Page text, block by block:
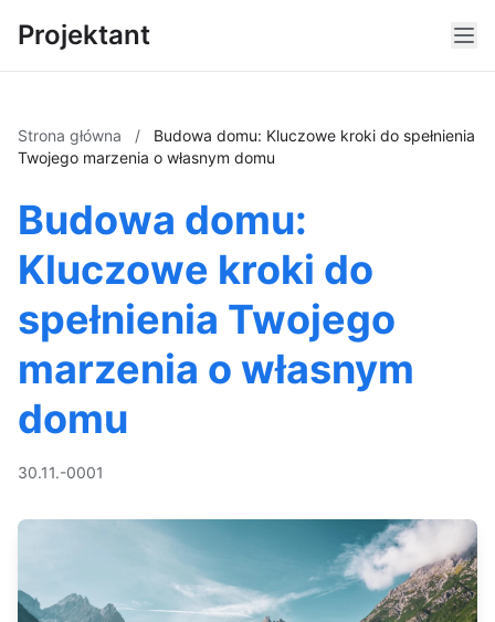
Projektant
Strona główna /
Budowa domu: Kluczowe kroki do spełnienia
Twojego marzenia o własnym domu
Budowa domu:
Kluczowe kroki do
spełnienia Twojego
marzenia o własnym
domu
30.11.-0001